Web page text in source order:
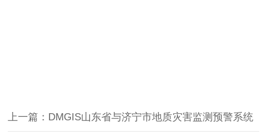
上一篇：DMGIS山东省与济宁市地质灾害监测预警系统